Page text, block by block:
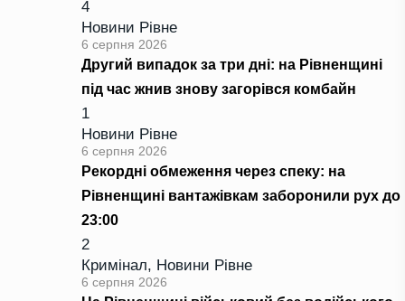
4
Новини Рівне
6 серпня 2026
Другий випадок за три дні: на Рівненщині
під час жнив знову загорівся комбайн
1
Новини Рівне
6 серпня 2026
Рекордні обмеження через спеку: на
Рівненщині вантажівкам заборонили рух до
23:00
2
Кримінал, Новини Рівне
6 серпня 2026